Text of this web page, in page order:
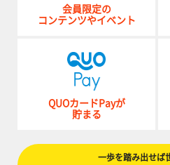
会員限定の
コンテンツやイベント
QUOカードPayが
貯まる
一歩を踏み出せば